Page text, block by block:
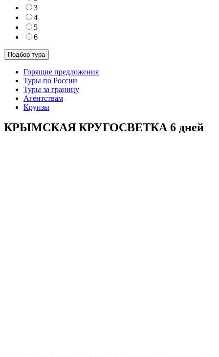
3
4
5
6
Горящие предложения
Туры по России
Туры за границу
Агентствам
Круизы
КРЫМСКАЯ КРУГОСВЕТКА 6 дней